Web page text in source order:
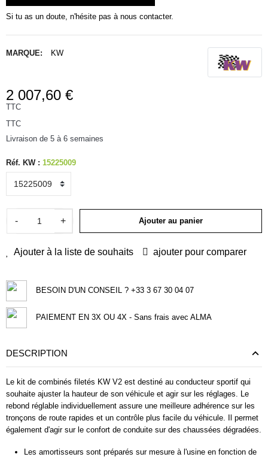
Si tu as un doute, n'hésite pas à nous contacter.
MARQUE: KW
2 007,60 €
TTC
TTC
Livraison de 5 à 6 semaines
Réf. KW : 15225009
- + Ajouter au panier
Ajouter à la liste de souhaits ajouter pour comparer
BESOIN D'UN CONSEIL ? +33 3 67 30 04 07
PAIEMENT EN 3X OU 4X - Sans frais avec ALMA
DESCRIPTION
Le kit de combinés filetés KW V2 est destiné au conducteur sportif qui
souhaite ajuster la hauteur de son véhicule et agir sur les réglages. Le
rebond réglable individuellement assure une meilleure adhérence sur les
tronçons de route rapides et un contrôle plus facile du véhicule. Il permet
également d'agir sur le confort de conduite sur des chaussées dégradées.
Les amortisseurs sont préparés sur mesure à l'usine en fonction de